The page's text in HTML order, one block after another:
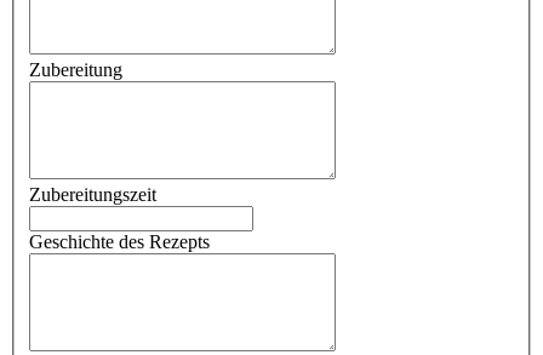
Zubereitung
Zubereitungszeit
Geschichte des Rezepts